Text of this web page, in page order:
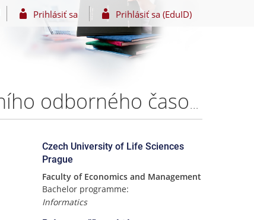
Prihlásiť sa Prihlásiť sa (EduID)
Automatické indexování webových stránek mezinárodního odborného časopisu s podporou bezbariérového webu – Michail Utjaganov
Czech University of Life Sciences
Prague
Faculty of Economics and Management
Bachelor programme:
Informatics